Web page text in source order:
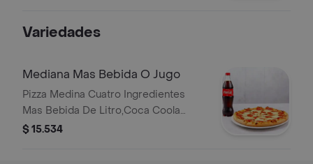
Variedades
Mediana Mas Bebida O Jugo
Pizza Medina Cuatro Ingredientes
Mas Bebida De Litro,Coca Coola
Original, Zero O Jugo
$ 15.534